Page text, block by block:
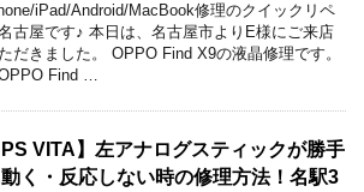
iPad/Android/MacBook修理のクイックリペ
古屋です♪ 本日は、名古屋市よりE様にご来店
だきました。 OPPO Find X9の液晶修理です。
OPPO Find …
PS VITA】左アナログスティックが勝手
く・反応しない時の修理方法！名駅3